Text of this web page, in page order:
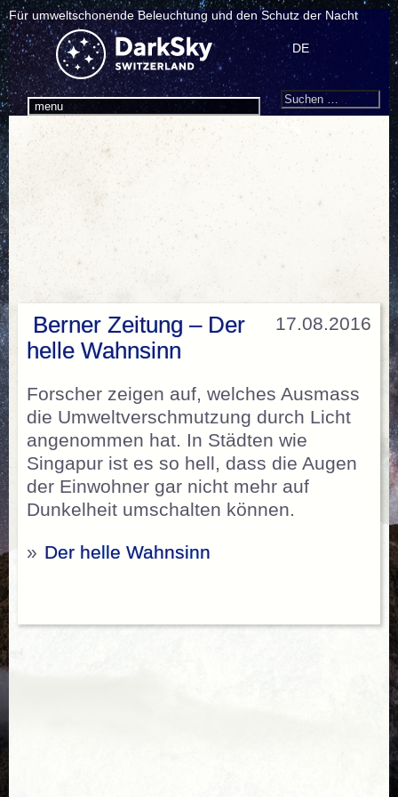
Für umweltschonende Beleuchtung und den Schutz der Nacht
menu
DE
Search
Suchen
17.08.2016
Berner Zeitung – Der
helle Wahnsinn
Forscher zeigen auf, welches Ausmass
die Umweltverschmutzung durch Licht
angenommen hat. In Städten wie
Singapur ist es so hell, dass die Augen
der Einwohner gar nicht mehr auf
Dunkelheit umschalten können.
» Der helle Wahnsinn